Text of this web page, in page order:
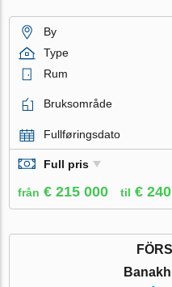
By
Type
Rum
Bruksområde
Fullføringsdato
Full pris
från € 215 000 til €